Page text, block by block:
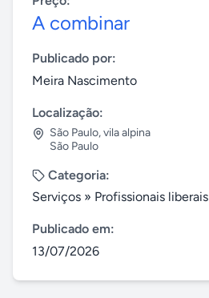
A combinar
Publicado por:
Meira Nascimento
Localização:
São Paulo,vila alpina
São Paulo
Categoria:
Serviços » Profissionais liberais
Publicado em:
13/07/2026